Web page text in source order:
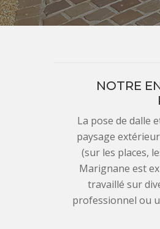
NOTRE
La pose de dalle
paysage
(sur les places,
Marignane est
travaillé sur
professionnel ou